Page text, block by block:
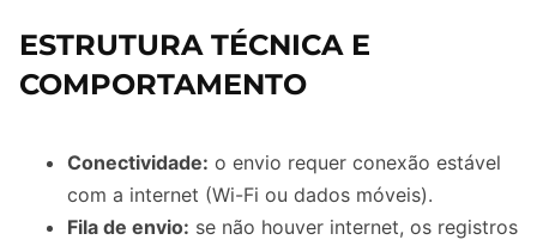
ESTRUTURA TÉCNICA E
COMPORTAMENTO
Conectividade: o envio requer conexão estável
com a internet (Wi-Fi ou dados móveis).
Fila de envio: se não houver internet, os registros